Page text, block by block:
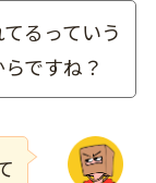
るっていう
ですね？